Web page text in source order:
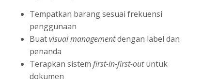
Tempatkan barang sesuai frekuensi
penggunaan
Buatvisual managementdengan label dan
penanda
Terapkan sistem first-in-first-outuntuk
dokumen